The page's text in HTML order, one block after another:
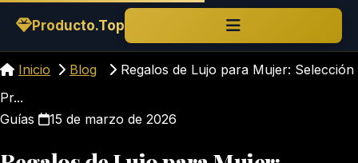
Saltar al contenido
Producto.Top
Inicio Blog
Regalos de Lujo para Mujer: Selección
Pr...
Guías
15 de marzo de 2026